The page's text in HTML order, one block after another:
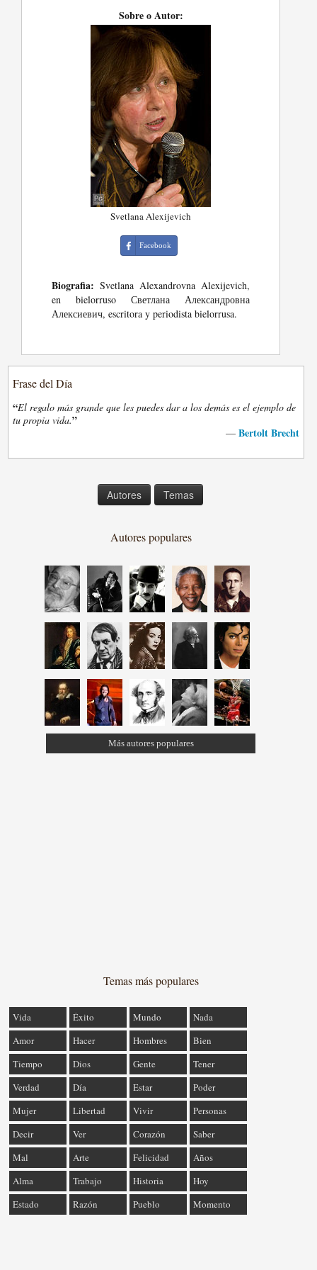
Sobre o Autor:
Svetlana Alexijevich
Facebook
Biografia: Svetlana Alexandrovna Alexijevich,
en bielorruso Светлана Александровна
Алексиевич, escritora y periodista bielorrusa.
Frase del Día
“El regalo más grande que les puedes dar a los demás es el ejemplo de
tu propia vida.”
— Bertolt Brecht
Autores Temas
Autores populares
Más autores populares
Temas más populares
Vida Éxito Mundo
Nada
Amor
Hacer Hombres
Bien
Tiempo
Dios Gente
Tener
Verdad
Día Estar
Poder
Mujer
Libertad Vivir
Personas
Decir
Ver Corazón
Saber
Mal
Arte Felicidad
Años
Alma
Trabajo Historia
Hoy
Estado
Razón Pueblo Momento